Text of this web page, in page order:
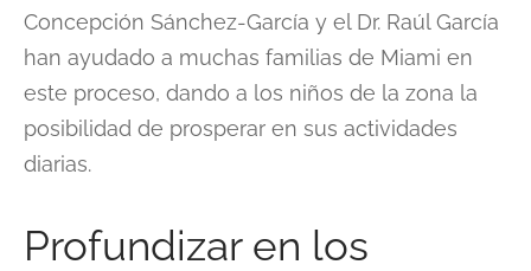
Concepción Sánchez-García y el Dr. Raúl García
han ayudado a muchas familias de Miami en
este proceso, dando a los niños de la zona la
posibilidad de prosperar en sus actividades
diarias.
Profundizar en los